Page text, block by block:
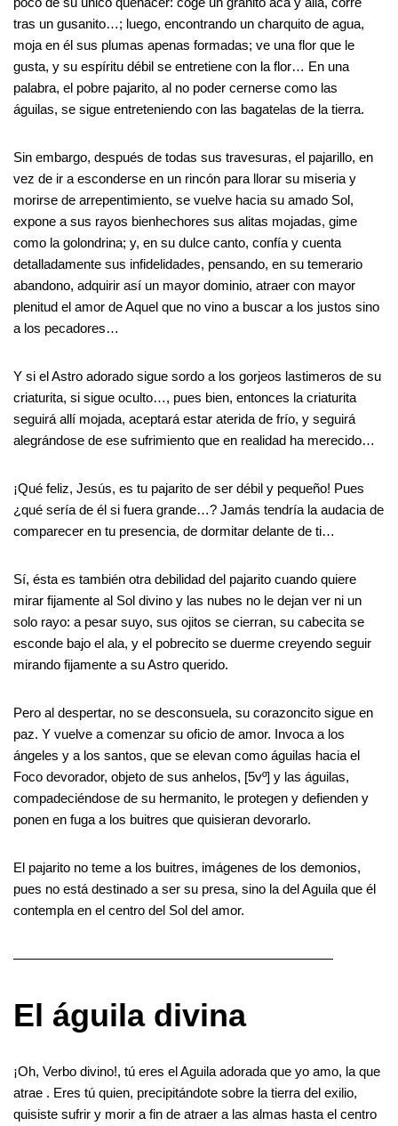
tras un gusanito…; luego, encontrando un charquito de agua,
moja en él sus plumas apenas formadas; ve una flor que le
gusta, y su espíritu débil se entretiene con la flor… En una
palabra, el pobre pajarito, al no poder cernerse como las
águilas, se sigue entreteniendo con las bagatelas de la tierra.
Sin embargo, después de todas sus travesuras, el pajarillo, en
vez de ir a esconderse en un rincón para llorar su miseria y
morirse de arrepentimiento, se vuelve hacia su amado Sol,
expone a sus rayos bienhechores sus alitas mojadas, gime
como la golondrina; y, en su dulce canto, confía y cuenta
detalladamente sus infidelidades, pensando, en su temerario
abandono, adquirir así un mayor dominio, atraer con mayor
plenitud el amor de Aquel que no vino a buscar a los justos sino
a los pecadores…
Y si el Astro adorado sigue sordo a los gorjeos lastimeros de su
criaturita, si sigue oculto…, pues bien, entonces la criaturita
seguirá allí mojada, aceptará estar aterida de frío, y seguirá
alegrándose de ese sufrimiento que en realidad ha merecido…
¡Qué feliz, Jesús, es tu pajarito de ser débil y pequeño! Pues
¿qué sería de él si fuera grande…? Jamás tendría la audacia de
comparecer en tu presencia, de dormitar delante de ti…
Sí, ésta es también otra debilidad del pajarito cuando quiere
mirar fijamente al Sol divino y las nubes no le dejan ver ni un
solo rayo: a pesar suyo, sus ojitos se cierran, su cabecita se
esconde bajo el ala, y el pobrecito se duerme creyendo seguir
mirando fijamente a su Astro querido.
Pero al despertar, no se desconsuela, su corazoncito sigue en
paz. Y vuelve a comenzar su oficio de amor. Invoca a los
ángeles y a los santos, que se elevan como águilas hacia el
Foco devorador, objeto de sus anhelos, [5vº] y las águilas,
compadeciéndose de su hermanito, le protegen y defienden y
ponen en fuga a los buitres que quisieran devorarlo.
El pajarito no teme a los buitres, imágenes de los demonios,
pues no está destinado a ser su presa, sino la del Aguila que él
contempla en el centro del Sol del amor.
————————————————————————
El águila divina
¡Oh, Verbo divino!, tú eres el Aguila adorada que yo amo, la que
atrae . Eres tú quien, precipitándote sobre la tierra del exilio,
quisiste sufrir y morir a fin de atraer a las almas hasta el centro